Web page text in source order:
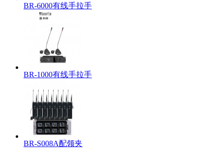
BR-6000有线手拉手
BR-1000有线手拉手
BR-S008A配领夹